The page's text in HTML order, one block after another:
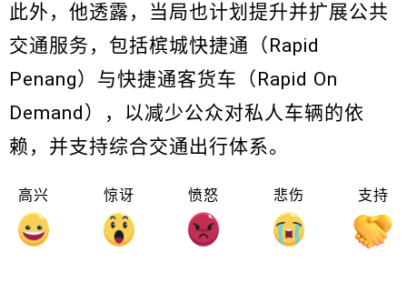
此外，他透露，当局也计划提升并扩展公共
交通服务，包括槟城快捷通（Rapid
Penang）与快捷通客货车（Rapid On
Demand），以减少公众对私人车辆的依
赖，并支持综合交通出行体系。
高兴 惊讶 愤怒 悲伤 支持